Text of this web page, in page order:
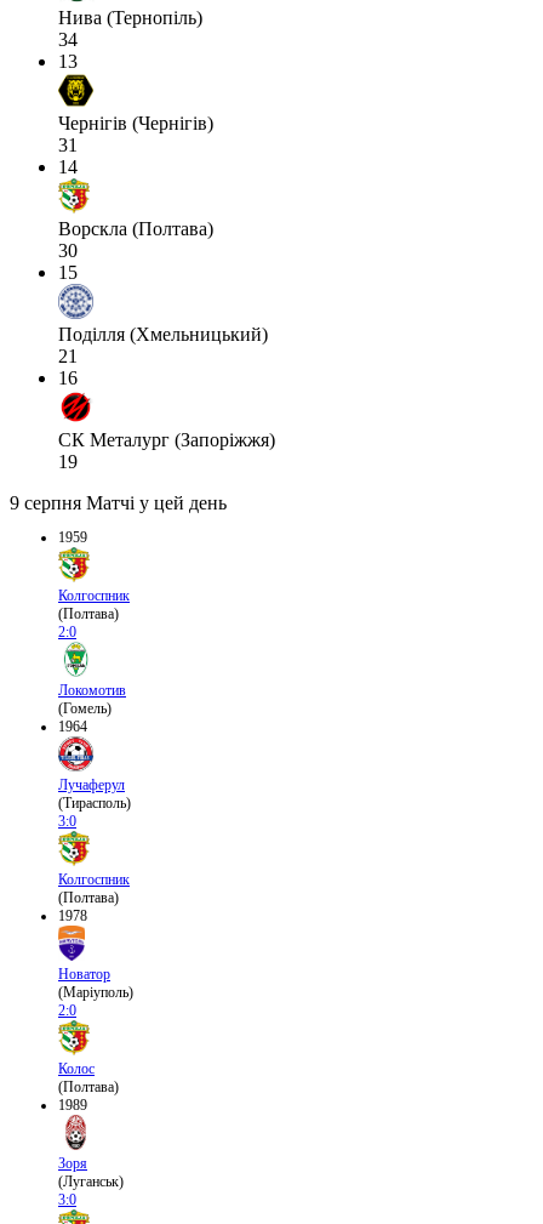
Нива (Тернопіль)
34
13
Чернігів (Чернігів)
31
14
Ворскла (Полтава)
30
15
Поділля (Хмельницький)
21
16
СК Металург (Запоріжжя)
19
9 серпня Матчі у цей день
1959
Колгоспник
(Полтава)
2:0
Локомотив
(Гомель)
1964
Лучаферул
(Тирасполь)
3:0
Колгоспник
(Полтава)
1978
Новатор
(Маріуполь)
2:0
Колос
(Полтава)
1989
Зоря
(Луганськ)
3:0